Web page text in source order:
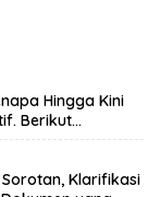
Hingga Kini
Berikut
Klarifikasi